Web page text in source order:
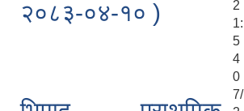
२०८३-०४-१० )
2
1:
5
4
0
7/